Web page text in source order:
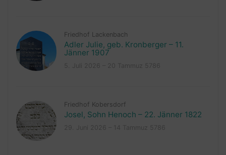
Friedhof Lackenbach
Adler Julie, geb. Kronberger – 11.
Jänner 1907
Friedhof Kobersdorf
Josel, Sohn Henoch – 22. Jänner 1822